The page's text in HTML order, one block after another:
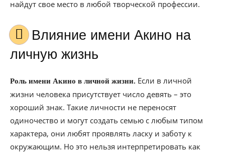
найдут свое место в любой творческой профессии.
Влияние имени Акино на
личную жизнь
Роль имени Акино в личной жизни. Если в личной
жизни человека присутствует число девять – это
хороший знак. Такие личности не переносят
одиночество и могут создать семью с любым типом
характера, они любят проявлять ласку и заботу к
окружающим. Но это нельзя интерпретировать как